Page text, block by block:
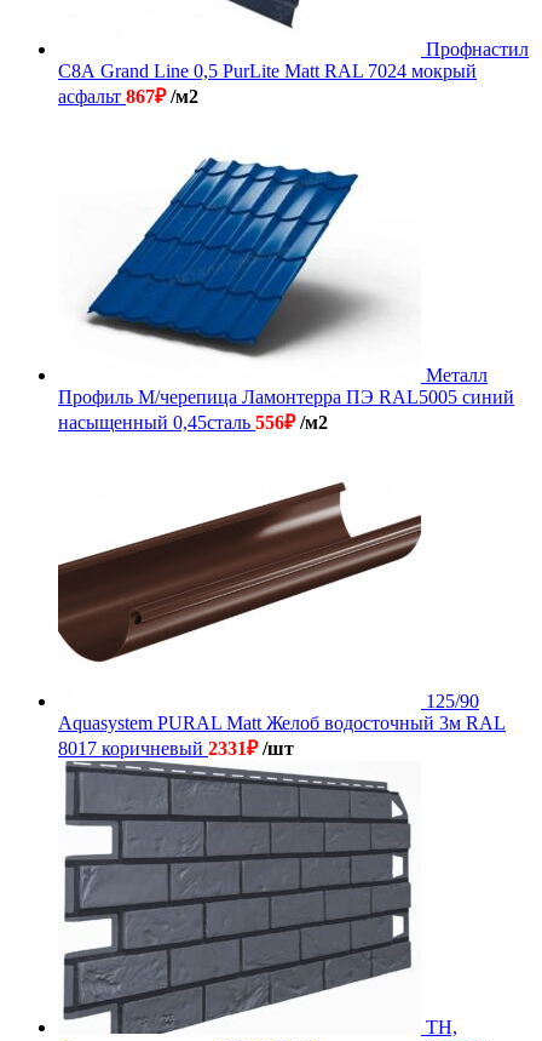
Профнастил
С8А Grand Line 0,5 PurLite Мatt RAL 7024 мокрый
асфальт 867₽/м2
Металл
Профиль М/черепица Ламонтерра ПЭ RAL5005 синий
насыщенный 0,45сталь 556₽/м2
125/90
Aquasystem PURAL Matt Желоб водосточный 3м RAL
8017 коричневый 2331₽/шт
ТН,